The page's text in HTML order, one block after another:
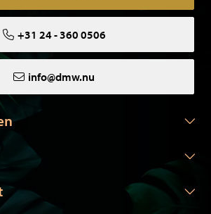
+31 24 - 360 0506
info@dmw.nu